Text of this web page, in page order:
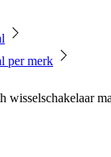
per merk
wisselschakelaar